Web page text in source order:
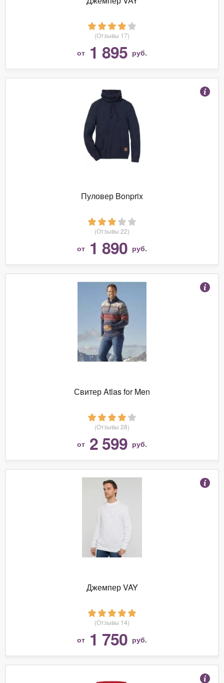
(Отзывы 17)
от 1 895 руб.
Пуловер Bonprix
(Отзывы 22)
от 1 890 руб.
Свитер Atlas for Men
(Отзывы 28)
от 2 599 руб.
Джемпер VAY
(Отзывы 14)
от 1 750 руб.